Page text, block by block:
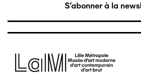
S'abonner à la
Image